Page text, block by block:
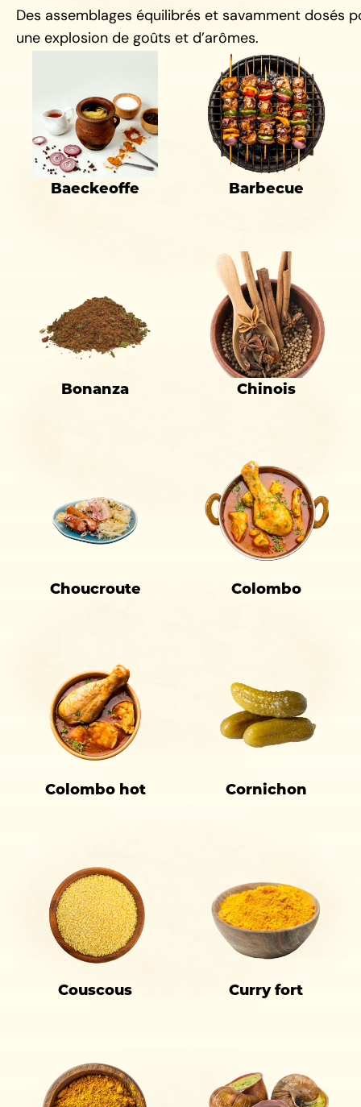
Des assemblages équilibrés et savamment dosés
une explosion de goûts et d’arômes.
Baeckeoffe Barbecue
Bonanza Chinois
Choucroute Colombo
Colombo hot Cornichon
Couscous Curry fort